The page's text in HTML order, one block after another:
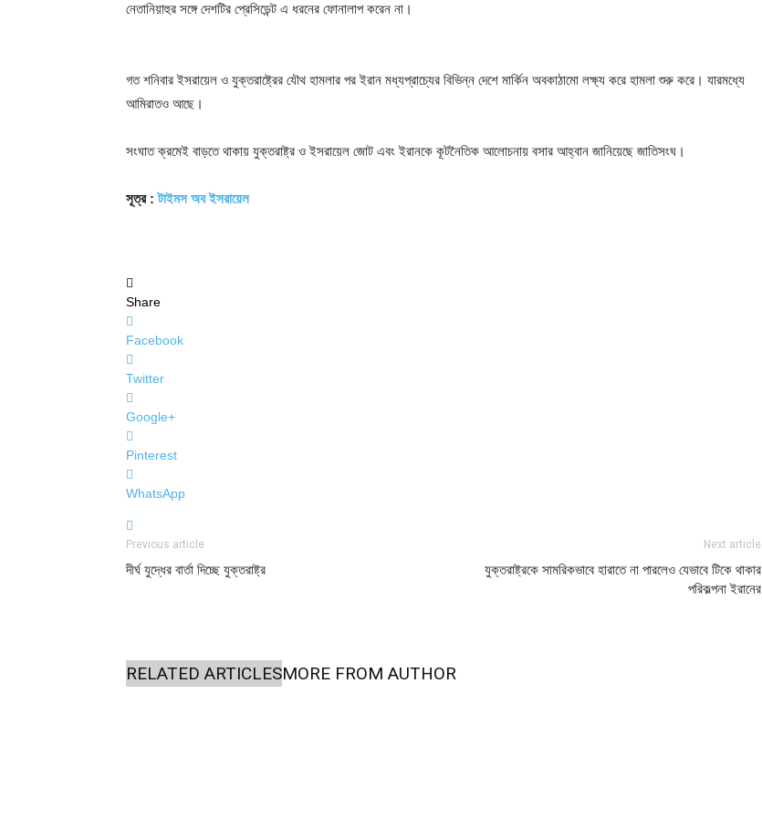
নেতানিয়াহুর সঙ্গে দেশটির প্রেসিডেন্ট এ ধরনের ফোনালাপ করেন না।
গত শনিবার ইসরায়েল ও যুক্তরাষ্ট্রের যৌথ হামলার পর ইরান মধ্যপ্রাচ্যের বিভিন্ন দেশে মার্কিন অবকাঠামো লক্ষ্য করে হামলা শুরু করে। যারমধ্যে
আমিরাতও আছে।
সংঘাত ক্রমেই বাড়তে থাকায় যুক্তরাষ্ট্র ও ইসরায়েল জোট এবং ইরানকে কূটনৈতিক আলোচনায় বসার আহ্বান জানিয়েছে জাতিসংঘ।
সূত্র :টাইমস অব ইসরায়েল
Share
Facebook
Twitter
Google+
Pinterest
WhatsApp
Previous article
দীর্ঘ যুদ্ধের বার্তা দিচ্ছে যুক্তরাষ্ট্র
Next article
যুক্তরাষ্ট্রকে সামরিকভাবে হারাতে না পারলেও যেভাবে টিকে থাকার
পরিকল্পনা ইরানের
RELATED ARTICLESMORE FROM AUTHOR